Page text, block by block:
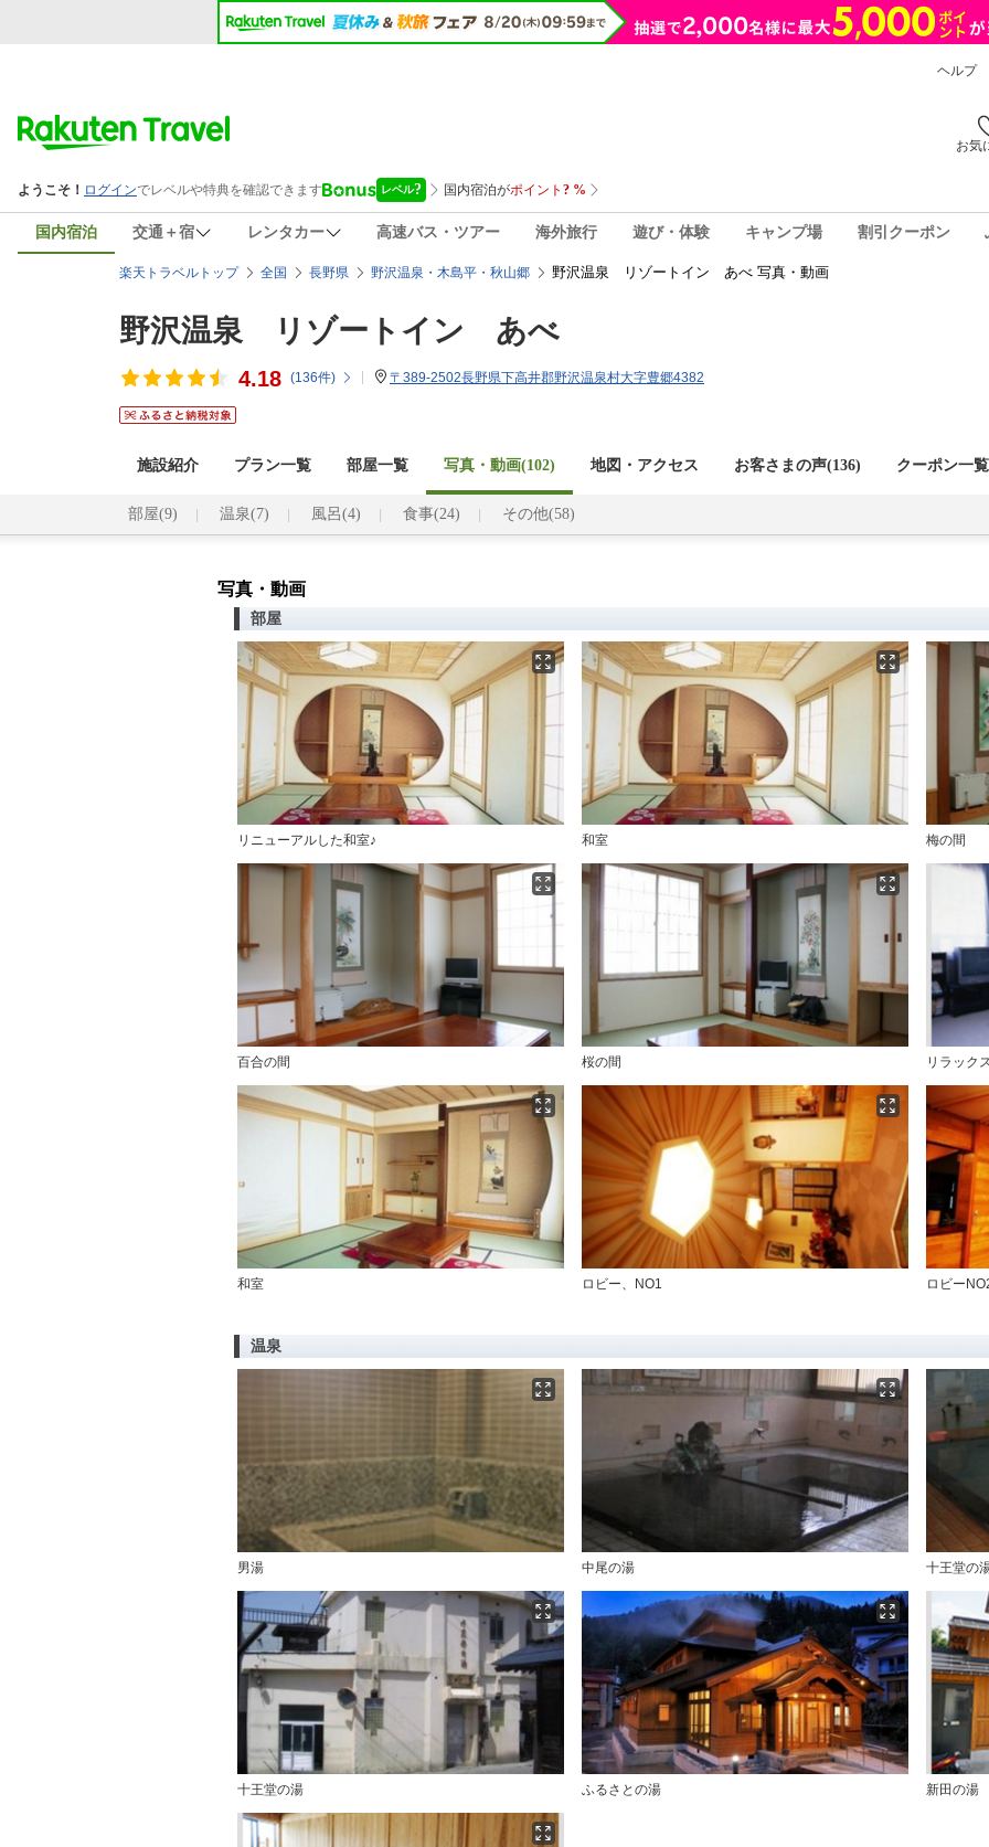
ヘルプ
お気
国内宿泊 交通＋宿 レンタカー 高速バス・ツアー 海外旅行 遊び・体験 キャンプ場 割引クーポン
楽天トラベルトップ 全国 長野県 野沢温泉・木島平・秋山郷 野沢温泉 リゾートイン あべ 写真・動画
野沢温泉 リゾートイン あべ
4.18 (136件) 〒389-2502長野県下高井郡野沢温泉村大字豊郷4382
施設紹介 プラン一覧 部屋一覧 写真・動画(102) 地図・アクセス お客さまの声(136) クーポン一覧
部屋(9) 温泉(7) 風呂(4) 食事(24) その他(58)
写真・動画
部屋
リニューアルした和室♪ 和室 梅の間
百合の間 桜の間 リラック
和室 ロビー、NO1 ロビー
温泉
男湯 中尾の湯 十王堂の
十王堂の湯 ふるさとの湯 新田の湯